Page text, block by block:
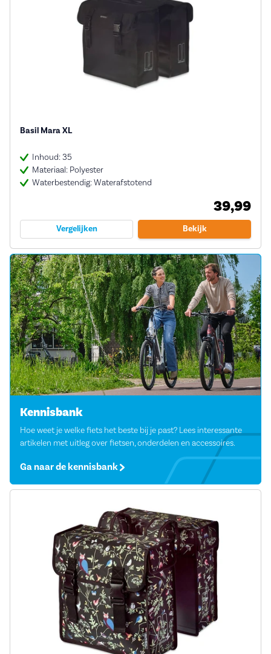
Basil Mara XL
Inhoud: 35
Materiaal: Polyester
Waterbestendig: Waterafstotend
39,99
Vergelijken Bekijk
Kennisbank
Hoe weet je welke fiets het beste bij je past? Lees interessante
artikelen met uitleg over fietsen, onderdelen en accessoires.
Ga naar de kennisbank